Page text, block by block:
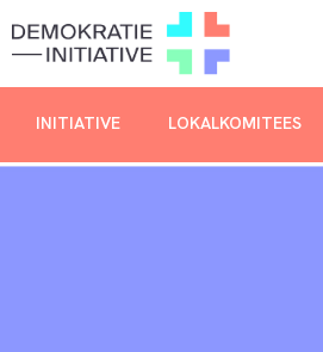
INITIATIVE LOKALKOMITEES